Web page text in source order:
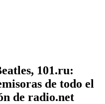
101.ru:
de todo el
de radio.net